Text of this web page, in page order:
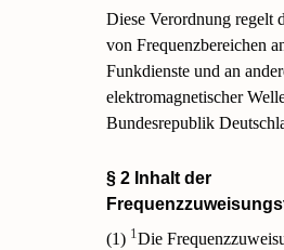
Diese Verordnung regelt
von Frequenzbereichen
Funkdienste und an
elektromagnetischer
Bundesrepublik
§ 2 Inhalt der
(1) 1Die